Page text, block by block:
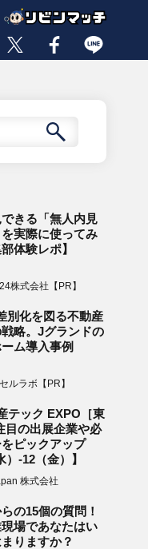
きる「無人内見
実際に使ってみ
体験レポ】
株式会社【PR】
別化を図る不動産
略。Jグランドの
ム導入事例
ルラボ【PR】
テック EXPO［東
目の出展企業や必
ピックアップ
）-12（金）】
株式会社
の15個の質問！
場であなたはい
りますか？